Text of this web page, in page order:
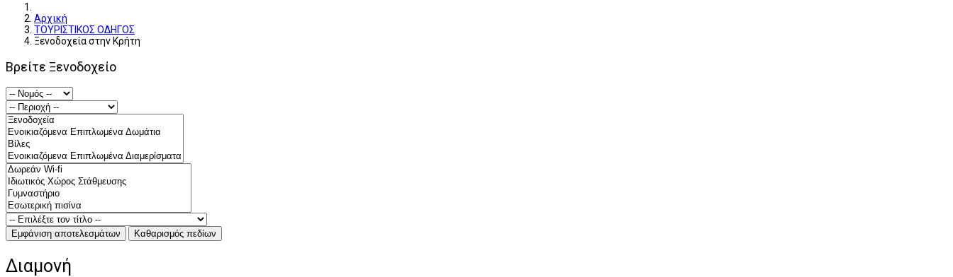
Αρχική
ΤΟΥΡΙΣΤΙΚΟΣ ΟΔΗΓΟΣ
Ξενοδοχεία στην Κρήτη
Βρείτε Ξενοδοχείο
Διαμονή